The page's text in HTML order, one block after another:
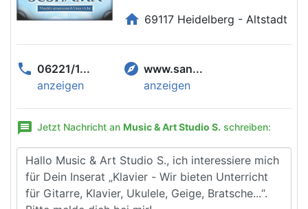
home 69117 Heidelberg - Altstadt
phone 06221/1...
anzeigen
explore www.san...
anzeigen
message Jetzt Nachricht an Music & Art Studio S. schreiben: